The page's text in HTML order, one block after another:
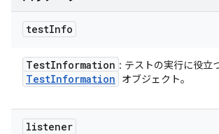
testInfo
TestInformation : テストの実行に役立
TestInformation オブジェクト。
listener